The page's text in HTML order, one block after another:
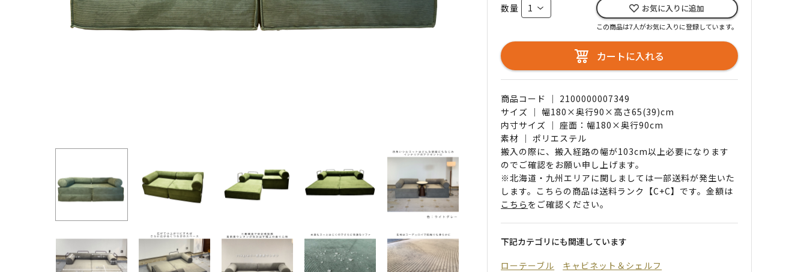
数量 お気に入りに追加
この商品は7人がお気に入りに登録しています。
カートに入れる
商品コード ｜ 2100000007349
サイズ ｜ 幅180×奥行90×高さ65(39)cm
内寸サイズ ｜ 座面：幅180×奥行90cm
素材 ｜ ポリエステル
搬入の際に、搬入経路の幅が103cm以上必要になります
のでご確認をお願い申し上げます。
※北海道・九州エリアに関しましては一部送料が発生いた
します。こちらの商品は送料ランク【C+C】です。金額は
こちら をご確認ください。
下記カテゴリにも関連しています
ローテーブル
キャビネット＆シェルフ